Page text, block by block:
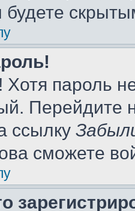
Хотя пароль
Перейдите
ссылку
сможете